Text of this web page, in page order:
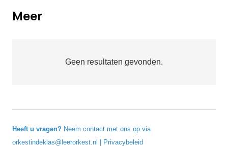
Meer
Geen resultaten gevonden.
Heeft u vragen? Neem contact met ons op via
orkestindeklas@leerorkest.nl
Privacybeleid